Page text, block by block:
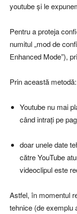
youtube și le
Pentru a proteja
numitul „mod de
Enhanced Mode”),
Prin această metodă:
Youtube nu mai
când intrați pe
doar unele date
către YouTube
videoclipul este
Astfel, în momentul
tehnice (de exemplu